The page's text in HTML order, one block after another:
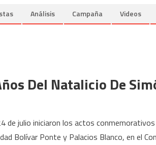
Análisis Campaña Videos
Del Natalicio De
de julio iniciaron los actos
Bolívar Ponte y Palacios Blanco, en el